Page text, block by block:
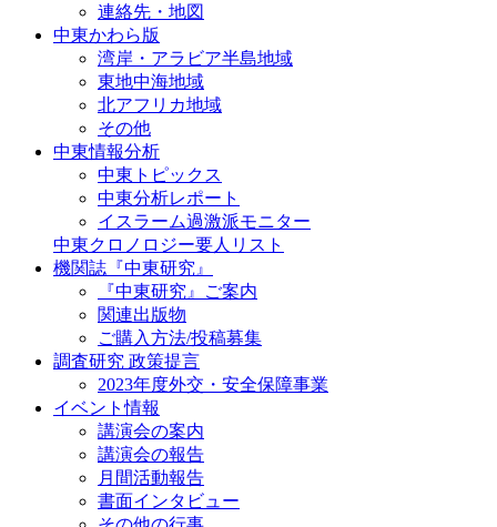
連絡先・地図
中東かわら版
湾岸・アラビア半島地域
東地中海地域
北アフリカ地域
その他
中東情報分析
中東トピックス
中東分析レポート
イスラーム過激派モニター
中東クロノロジー要人リスト
機関誌『中東研究』
『中東研究』ご案内
関連出版物
ご購入方法/投稿募集
調査研究 政策提言
2023年度外交・安全保障事業
イベント情報
講演会の案内
講演会の報告
月間活動報告
書面インタビュー